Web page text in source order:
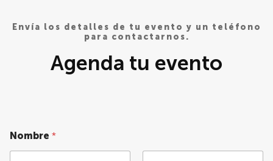
Envía los detalles de tu evento y un teléfono
para contactarnos.
Agenda tu evento
Nombre *